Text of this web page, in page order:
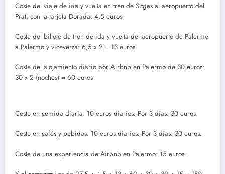
Coste del viaje de ida y vuelta en tren de Sitges al aeropuerto del
Prat, con la tarjeta Dorada: 4,5 euros
Coste del billete de tren de ida y vuelta del aeropuerto de Palermo
a Palermo y viceversa: 6,5 x 2 = 13 euros
Coste del alojamiento diario por Airbnb en Palermo de 30 euros:
30 x 2 (noches) = 60 euros
Coste en comida diaria: 10 euros diarios. Por 3 días: 30 euros
Coste en cafés y bebidas: 10 euros diarios. Por 3 días: 30 euros.
Coste de una experiencia de Airbnb en Palermo: 15 euros.